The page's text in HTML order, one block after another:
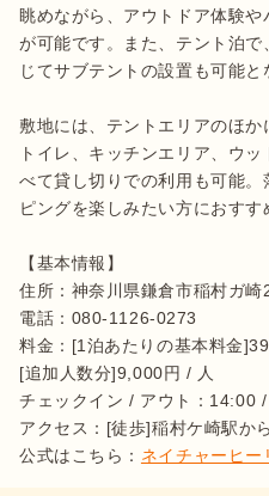
眺めながら、アウトドア体験
が可能です。また、テント泊
じてサブテントの設置も可能と
敷地には、テントエリアのほ
トイレ、キッチンエリア、ウ
べて貸し切りでの利用も可能
ピングを楽しみたい方におすす
【基本情報】
住所：神奈川県鎌倉市稲村ガ
電話：080-1126-0273
料金：[1泊あたりの基本料金
[追加人数分]9,000円 / 人
チェックイン / アウト：14:00
アクセス：[徒歩]稲村ケ崎駅か
公式はこちら： ネイチャーヒー